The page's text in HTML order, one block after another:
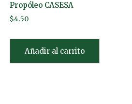
Propóleo CASESA
$4.50
Añadir al carrito